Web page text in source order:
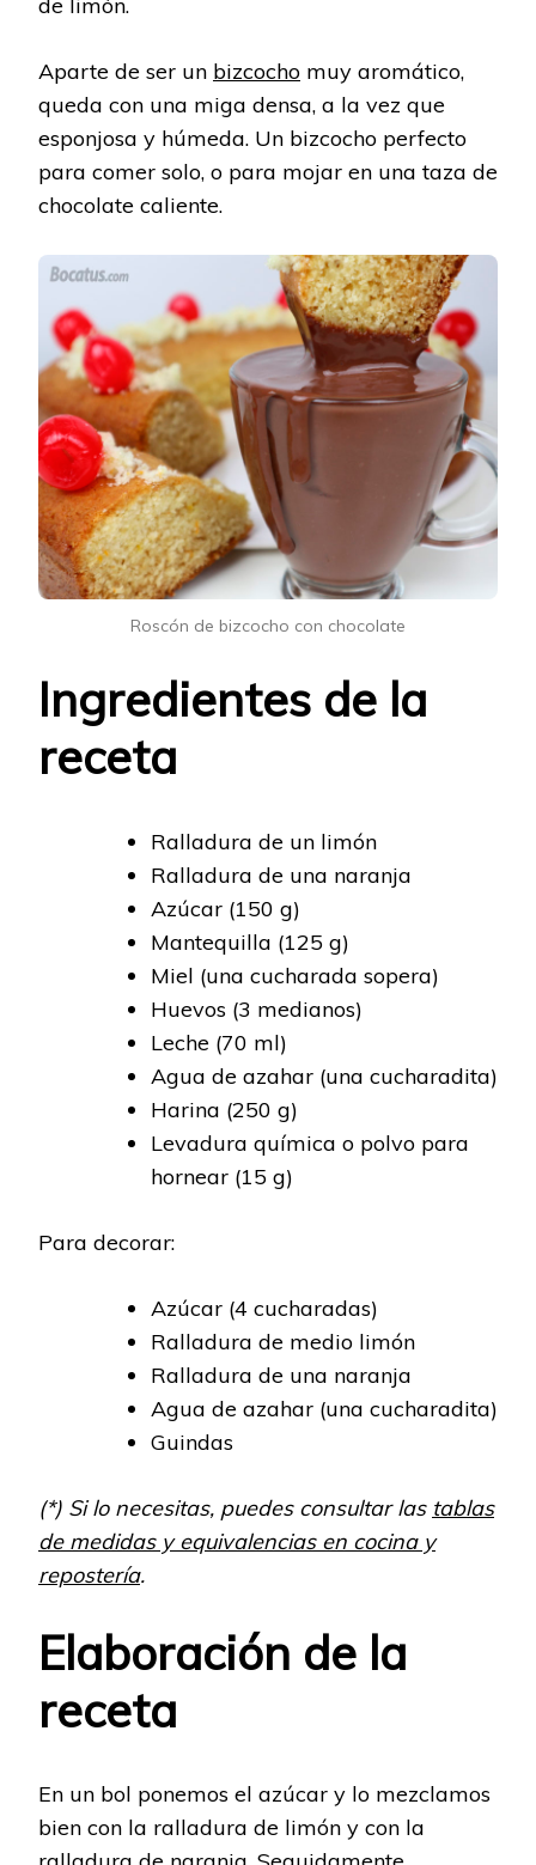
de limón.
Aparte de ser un bizcocho muy aromático,
queda con una miga densa, a la vez que
esponjosa y húmeda. Un bizcocho perfecto
para comer solo, o para mojar en una taza de
chocolate caliente.
Roscón de bizcocho con chocolate
Ingredientes de la
receta
Ralladura de un limón
Ralladura de una naranja
Azúcar (150 g)
Mantequilla (125 g)
Miel (una cucharada sopera)
Huevos (3 medianos)
Leche (70 ml)
Agua de azahar (una cucharadita)
Harina (250 g)
Levadura química o polvo para
hornear (15 g)
Para decorar:
Azúcar (4 cucharadas)
Ralladura de medio limón
Ralladura de una naranja
Agua de azahar (una cucharadita)
Guindas
(*) Si lo necesitas, puedes consultar las tablas
de medidas y equivalencias en cocina y
repostería.
Elaboración de la
receta
En un bol ponemos el azúcar y lo mezclamos
bien con la ralladura de limón y con la